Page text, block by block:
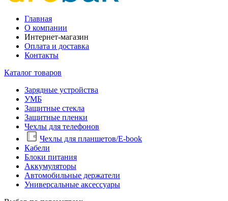
Главная
О компании
Интернет-магазин
Оплата и доставка
Контакты
Каталог товаров
Зарядные устройства
УМБ
Защитные стекла
Защитные пленки
Чехлы для телефонов
Чехлы для планшетов/E-book
Кабели
Блоки питания
Аккумуляторы
Автомобильные держатели
Универсальные аксессуары